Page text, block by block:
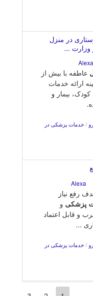
در منزل
وزارت ...
عاطفه با بیش از
ارائه خدمات
بیمار و
/ خدمات پزشکی در
رفع نیاز
پزشکی و
و قابل اعتماد
...
/ خدمات پزشکی در